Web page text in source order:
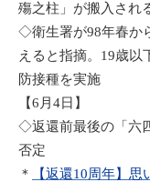
殤之柱」が搬入され
◇衛生署が98年春か
えると指摘。19歳以
防接種を実施
【6月4日】
◇返還前最後の「六
否定
＊
【返還10周年】思